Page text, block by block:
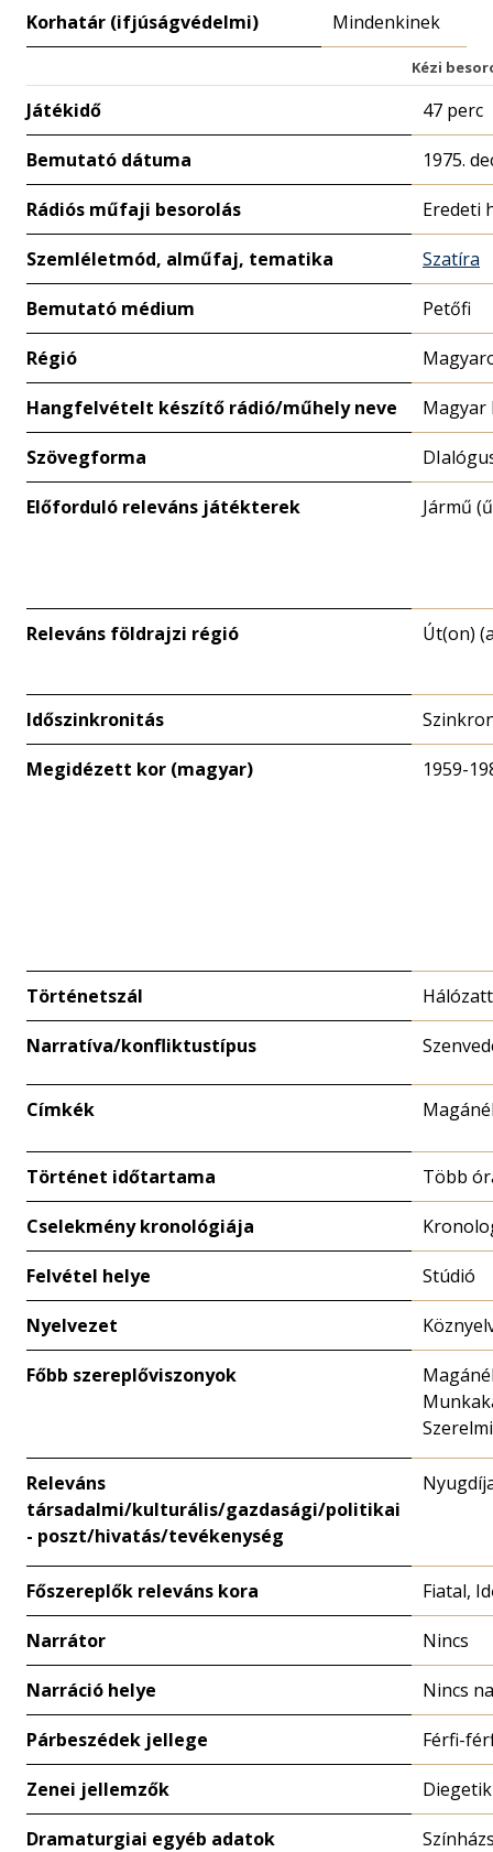
Korhatár (ifjúságvédelmi) Mindenkinek
Kézi
Játékidő 47 perc
Bemutató dátuma 1975.
Rádiós műfaji besorolás Eredeti
Szemléletmód, alműfaj, tematika Szatíra
Bemutató médium Petőfi
Régió
Hangfelvételt készítő rádió/műhely neve Magyar
Szövegforma
Előforduló releváns játékterek Jármű
Releváns földrajzi régió Út(on)
Időszinkronitás
Megidézett kor (magyar) 1959-
Történetszál
Narratíva/konfliktustípus
Címkék
Történet időtartama Több
Cselekmény kronológiája
Felvétel helye Stúdió
Nyelvezet
Főbb szereplőviszonyok
Releváns
társadalmi/kulturális/gazdasági/politikai
- poszt/hivatás/tevékenység
Főszereplők releváns kora Fiatal,
Narrátor Nincs
Narráció helye Nincs
Párbeszédek jellege Férfi-
Zenei jellemzők
Dramaturgiai egyéb adatok